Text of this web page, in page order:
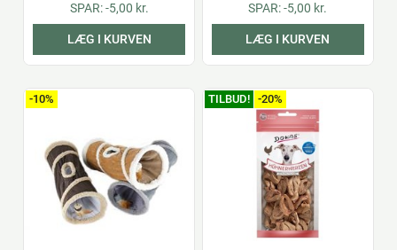
SPAR: -5,00 kr.
LÆG I KURVEN
SPAR: -5,00 kr.
LÆG I KURVEN
-10% TILBUD! -20%